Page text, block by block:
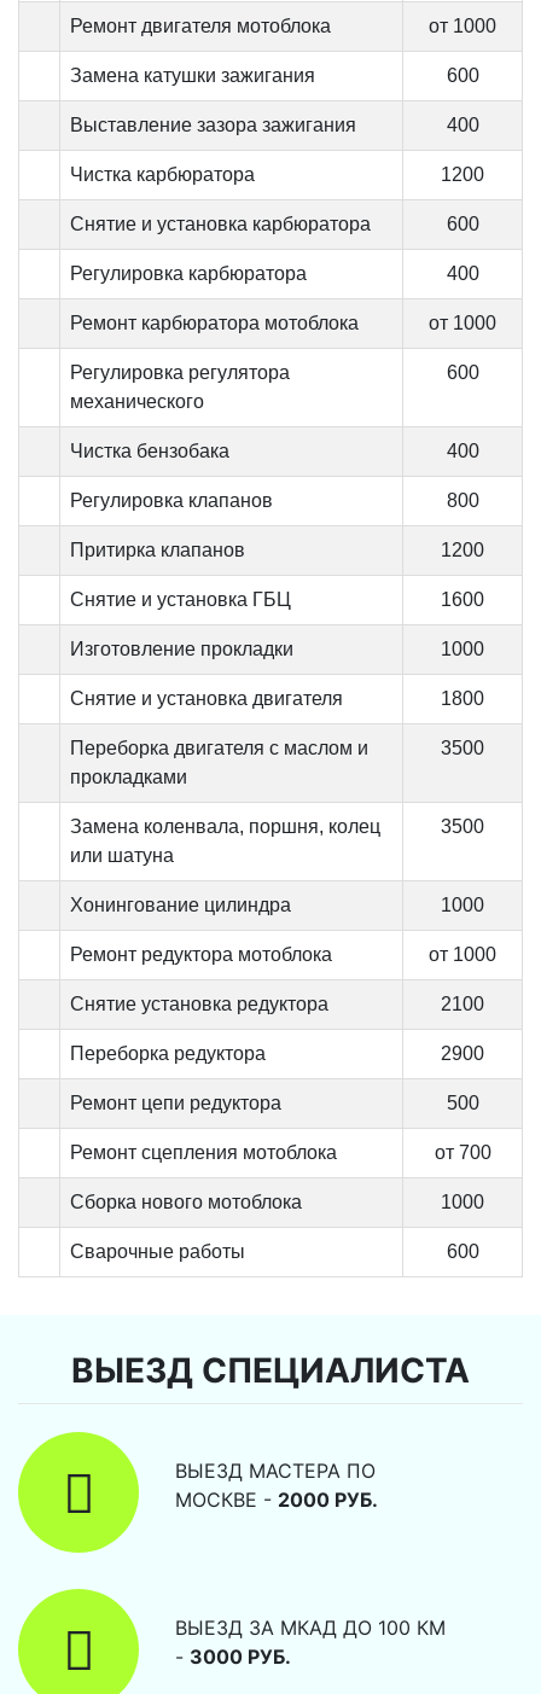
Ремонт двигателя мотоблока от 1000
Замена катушки зажигания 600
Выставление зазора зажигания 400
Чистка карбюратора 1200
Снятие и установка карбюратора 600
Регулировка карбюратора 400
Ремонт карбюратора мотоблока от 1000
Регулировка регулятора
механического
600
Чистка бензобака 400
Регулировка клапанов 800
Притирка клапанов 1200
Снятие и установка ГБЦ 1600
Изготовление прокладки 1000
Снятие и установка двигателя 1800
Переборка двигателя с маслом и
прокладками
3500
Замена коленвала, поршня, колец
или шатуна
3500
Хонингование цилиндра 1000
Ремонт редуктора мотоблока от 1000
Снятие установка редуктора 2100
Переборка редуктора 2900
Ремонт цепи редуктора 500
Ремонт сцепления мотоблока от 700
Сборка нового мотоблока 1000
Сварочные работы 600
ВЫЕЗД СПЕЦИАЛИСТА
ВЫЕЗД МАСТЕРА ПО
МОСКВЕ - 2000 РУБ.
ВЫЕЗД ЗА МКАД ДО 100 КМ
- 3000 РУБ.